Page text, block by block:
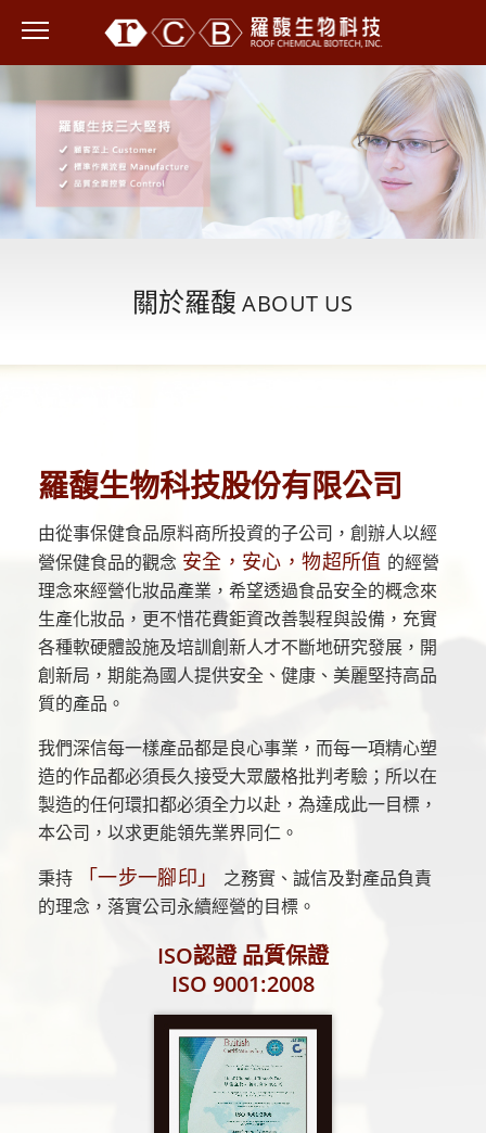
Follow us /
關於羅馥 ABOUT US
羅馥生物科技股份有限公司
由從事保健食品原料商所投資的子公司，創辦人以經
營保健食品的觀念 安全，安心，物超所值 的經營
理念來經營化妝品產業，希望透過食品安全的概念來
生產化妝品，更不惜花費鉅資改善製程與設備，充實
各種軟硬體設施及培訓創新人才不斷地研究發展，開
創新局，期能為國人提供安全、健康、美麗堅持高品
質的產品。
我們深信每一樣產品都是良心事業，而每一項精心塑
造的作品都必須長久接受大眾嚴格批判考驗；所以在
製造的任何環扣都必須全力以赴，為達成此一目標，
本公司，以求更能領先業界同仁。
秉持
「一步一腳印」
之務實、誠信及對產品負責
的理念，落實公司永續經營的目標。
ISO認證 品質保證
ISO 9001:2008